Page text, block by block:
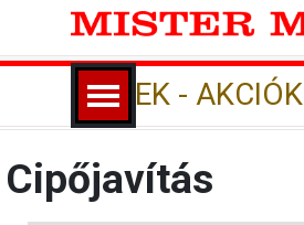
Tartalomhoz ugrás
HÍREK - AKCIÓK
Ugrás a menüre
Cipőjavítás